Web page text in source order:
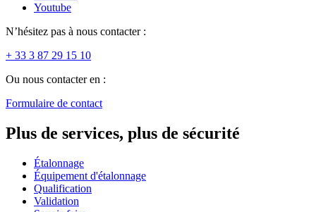
Youtube
N’hésitez pas à nous contacter :
+ 33 3 87 29 15 10
Ou nous contacter en :
Formulaire de contact
Plus de services, plus de sécurité
Étalonnage
Équipement d'étalonnage
Qualification
Validation